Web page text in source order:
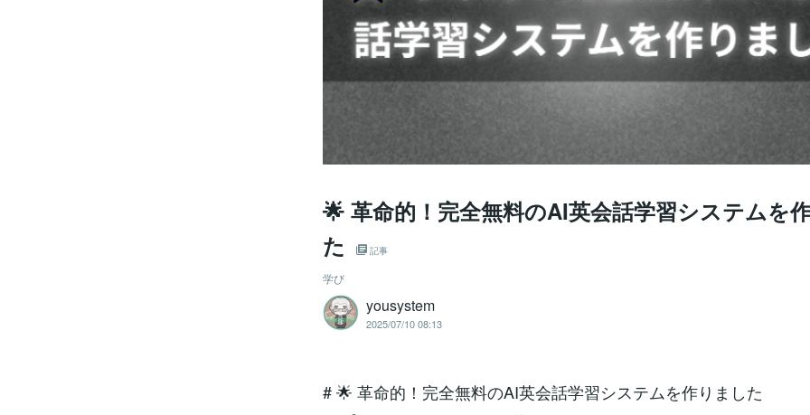
🌟 革命的！完全無料のAI英会話学習システムを
た
記事
学び
yousystem
2025/07/10 08:13
# 🌟 革命的！完全無料のAI英会話学習システムを作りました